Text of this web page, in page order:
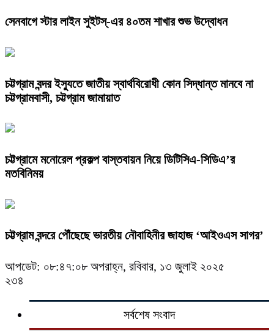
সেনবাগে স্টার লাইন সুইটস্-এর ৪০তম শাখার শুভ উদ্বোধন
চট্টগ্রাম বন্দর ইস্যুতে জাতীয় স্বার্থবিরোধী কোন সিদ্ধান্ত মানবে না
চট্টগ্রামবাসী, চট্টগ্রাম জামায়াত
চট্টগ্রামে মনোরেল প্রকল্প বাস্তবায়ন নিয়ে ডিটিসিএ-সিডিএ’র
মতবিনিময়
চট্টগ্রাম বন্দরে পৌঁছেছে ভারতীয় নৌবাহিনীর জাহাজ ‘আইওএস সাগর’
আপডেট: ০৮:৪৭:০৮ অপরাহ্ন, রবিবার, ১৩ জুলাই ২০২৫
২৩৪
সর্বশেষ সংবাদ